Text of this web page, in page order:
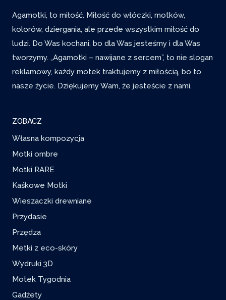
Agamotki, to miłość. Miłość do włóczki, motków,
kolorów, dziergania, ale przede wszystkim miłość do
ludzi. Do Was kochani, bo dla Was jesteśmy i dla Was
tworzymy. „Agamotki – nawijane z sercem”, to nie slogan
reklamowy, każdy motek traktujemy z miłością, bo to
nasze życie. Dziękujemy Wam, że jesteście z nami.
ZOBACZ
Własna kompozycja
Motki ombre
Motki RARE
Kaśkowe Motki
Wieszaczki drewniane
Przydasie
Przędza
Metki z eco-skóry
Wydruki 3D
Motek Tygodnia
Gadżety